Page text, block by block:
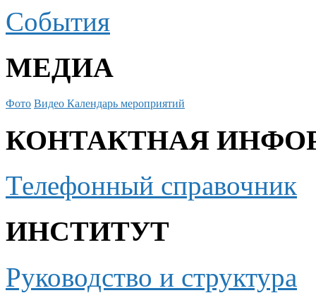
События
МЕДИА
Фото Видео Календарь мероприятий
КОНТАКТНАЯ
Телефонный справочник
ИНСТИТУТ
Руководство и структура